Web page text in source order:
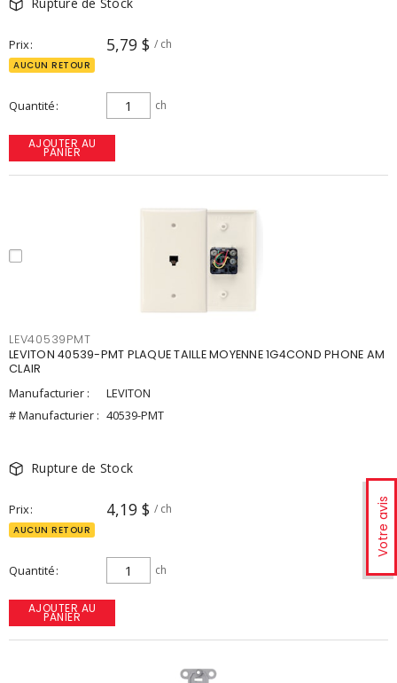
Votre avis
Prix 5,79 $ / ch
AUCUN RETOUR
Quantité ch
AJOUTER AU
PANIER
LEV40539PMT
LEVITON 40539-PMT PLAQUE TAILLE MOYENNE 1G4COND PHONE AM
CLAIR
Manufacturier :
LEVITON
# Manufacturier : 40539-PMT
Rupture de Stock
Prix 4,19 $ / ch
AUCUN RETOUR
Quantité ch
AJOUTER AU
PANIER